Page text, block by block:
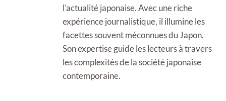
l'actualité japonaise. Avec une riche
expérience journalistique, il illumine les
facettes souvent méconnues du Japon.
Son expertise guide les lecteurs à travers
les complexités de la société japonaise
contemporaine.